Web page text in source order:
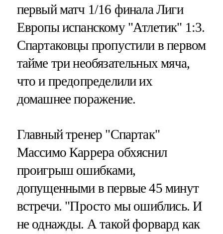
первый матч 1/16 финала Лиги
Европы испанскому "Атлетик" 1:3.
Спартаковцы пропустили в первом
тайме три необязательных мяча,
что и предопределили их
домашнее поражение.
Главный тренер "Спартак"
Массимо Каррера обхяснил
проигрыш ошибками,
допущенными в первые 45 минут
встречи. "Просто мы ошиблись. И
не однажды. А такой форвард как